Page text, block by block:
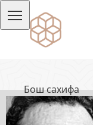
Бош сахифа